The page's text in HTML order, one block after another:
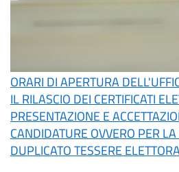
ORARI DI APERTURA
IL RILASCIO DEI CERTIFICATI
PRESENTAZIONE E
CANDIDATURE OVVERO PER
DUPLICATO TESSERE